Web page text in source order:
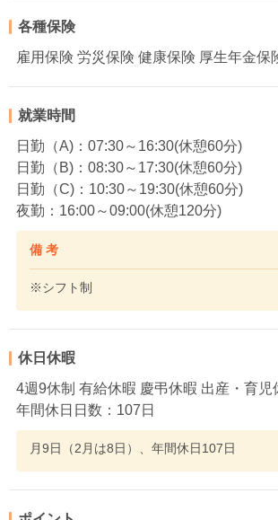
各種保険
雇用保険 労災保険 健康保険 厚生年金保
就業時間
日勤（A)：07:30～16:30(休憩60分)
日勤（B)：08:30～17:30(休憩60分)
日勤（C)：10:30～19:30(休憩60分)
夜勤：16:00～09:00(休憩120分)
備 考
※シフト制
休日休暇
4週9休制 有給休暇 慶弔休暇 出産・育児
年間休日日数：107日
月9日（2月は8日）、年間休日107日